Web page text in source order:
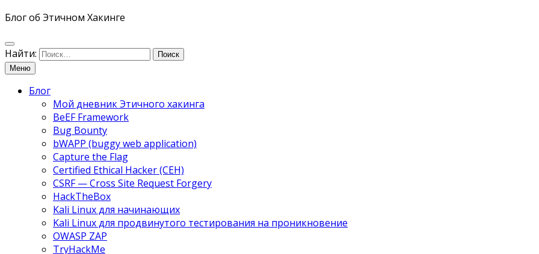
Блог об Этичном Хакинге
Найти:
Меню
Блог
Мой дневник Этичного хакинга
BeEF Framework
Bug Bounty
bWAPP (buggy web application)
Capture the Flag
Certified Ethical Hacker (CEH)
CSRF — Cross Site Request Forgery
HackTheBox
Kali Linux для начинающих
Kali Linux для продвинутого тестирования на проникновение
OWASP ZAP
TryHackMe